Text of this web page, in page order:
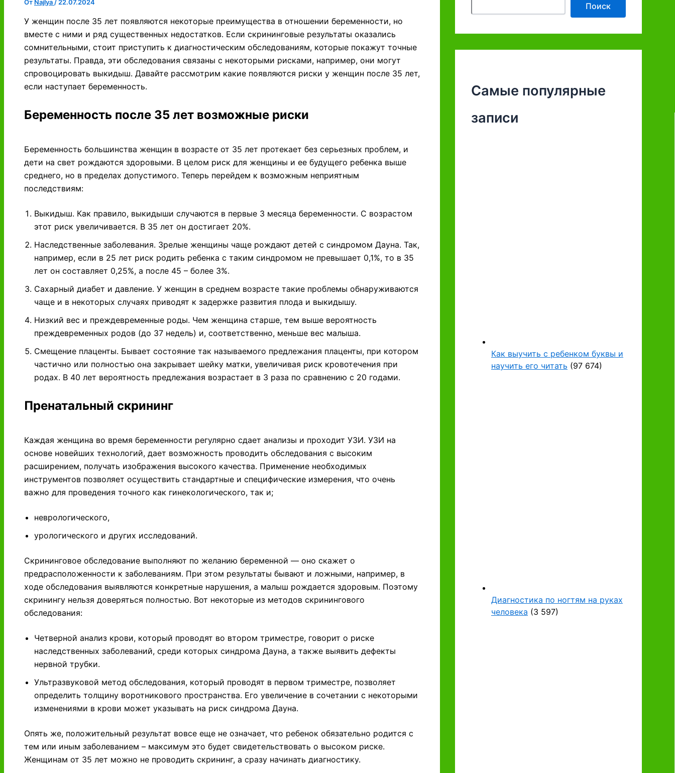
От Najlya / 22.07.2024
У женщин после 35 лет появляются некоторые преимущества в отношении беременности, но
вместе с ними и ряд существенных недостатков. Если скрининговые результаты оказались
сомнительными, стоит приступить к диагностическим обследованиям, которые покажут точные
результаты. Правда, эти обследования связаны с некоторыми рисками, например, они могут
спровоцировать выкидыш. Давайте рассмотрим какие появляются риски у женщин после 35 лет,
если наступает беременность.
Беременность после 35 лет возможные риски
Беременность большинства женщин в возрасте от 35 лет протекает без серьезных проблем, и
дети на свет рождаются здоровыми. В целом риск для женщины и ее будущего ребенка выше
среднего, но в пределах допустимого. Теперь перейдем к возможным неприятным
последствиям:
Выкидыш. Как правило, выкидыши случаются в первые 3 месяца беременности. С возрастом
этот риск увеличивается. В 35 лет он достигает 20%.
Наследственные заболевания. Зрелые женщины чаще рождают детей с синдромом Дауна. Так,
например, если в 25 лет риск родить ребенка с таким синдромом не превышает 0,1%, то в 35
лет он составляет 0,25%, а после 45 – более 3%.
Сахарный диабет и давление. У женщин в среднем возрасте такие проблемы обнаруживаются
чаще и в некоторых случаях приводят к задержке развития плода и выкидышу.
Низкий вес и преждевременные роды. Чем женщина старше, тем выше вероятность
преждевременных родов (до 37 недель) и, соответственно, меньше вес малыша.
Смещение плаценты. Бывает состояние так называемого предлежания плаценты, при котором
частично или полностью она закрывает шейку матки, увеличивая риск кровотечения при
родах. В 40 лет вероятность предлежания возрастает в 3 раза по сравнению с 20 годами.
Пренатальный скрининг
Каждая женщина во время беременности регулярно сдает анализы и проходит УЗИ. УЗИ на
основе новейших технологий, дает возможность проводить обследования с высоким
расширением, получать изображения высокого качества. Применение необходимых
инструментов позволяет осуществить стандартные и специфические измерения, что очень
важно для проведения точного как гинекологического, так и;
неврологического,
урологического и других исследований.
Скрининговое обследование выполняют по желанию беременной — оно скажет о
предрасположенности к заболеваниям. При этом результаты бывают и ложными, например, в
ходе обследования выявляются конкретные нарушения, а малыш рождается здоровым. Поэтому
скринингу нельзя доверяться полностью. Вот некоторые из методов скринингового
обследования:
Четверной анализ крови, который проводят во втором триместре, говорит о риске
наследственных заболеваний, среди которых синдрома Дауна, а также выявить дефекты
нервной трубки.
Ультразвуковой метод обследования, который проводят в первом триместре, позволяет
определить толщину воротникового пространства. Его увеличение в сочетании с некоторыми
изменениями в крови может указывать на риск синдрома Дауна.
Опять же, положительный результат вовсе еще не означает, что ребенок обязательно родится с
тем или иным заболеванием – максимум это будет свидетельствовать о высоком риске.
Женщинам от 35 лет можно не проводить скрининг, а сразу начинать диагностику.
Поиск
Самые популярные
записи
Как выучить с ребенком буквы и
научить его читать (97 674)
Диагностика по ногтям на руках
человека (3 597)